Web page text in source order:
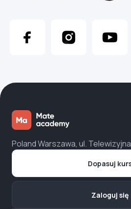
Poland Warszawa, ul.
Dopasuj
Zaloguj się